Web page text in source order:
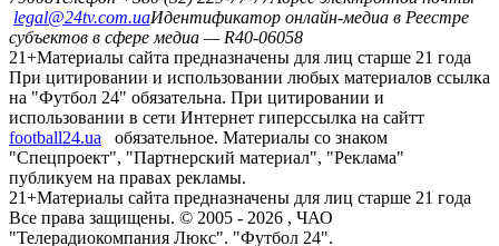
legal@24tv.com.uaИдентификатор онлайн-медиа в Реестре
субъектов в сфере медиа — R40-06058
21+Материалы сайта предназначены для лиц старше 21 года
При цитировании и использовании любых материалов ссылка
на "Футбол 24" обязательна. При цитировании и
использовании в сети Интернет гиперссылка на сайтт
football24.ua
обязательное. Материалы со знаком
"Спецпроект", "Партнерский материал", "Реклама"
публикуем на правах рекламы.
21+Материалы сайта предназначены для лиц старше 21 года
Все права защищены. © 2005 - 2026 , ЧАО
"Телерадиокомпания Люкс". "Футбол 24".